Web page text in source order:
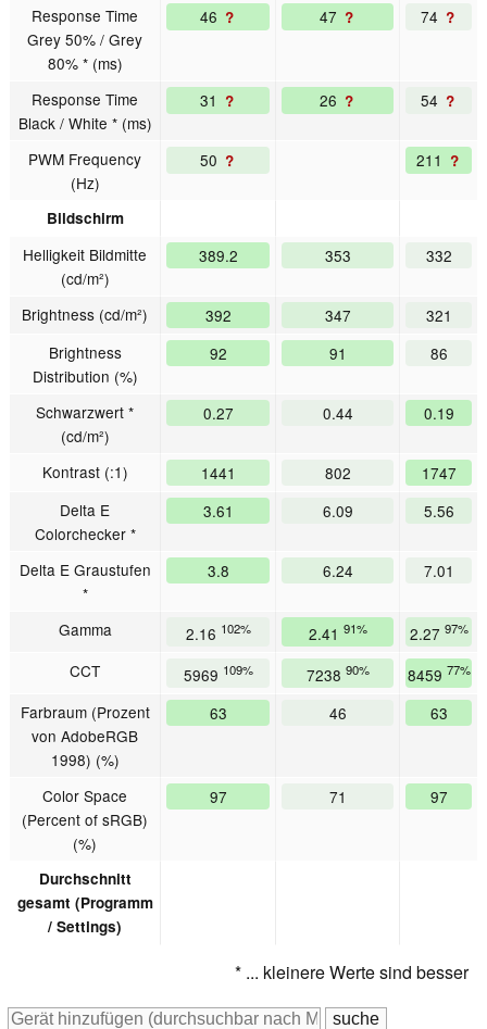
Response Time
Grey 50% / Grey
80% * (ms)
46 ? 47 ? 74 ?
Response Time
Black / White * (ms)
31 ? 26 ? 54 ?
PWM Frequency
(Hz)
50 ? 211 ?
Bildschirm
Helligkeit Bildmitte
(cd/m²)
389.2 353 332
Brightness (cd/m²) 392 347
321
Brightness
Distribution (%)
92 91 86
Schwarzwert *
(cd/m²)
0.27 0.44 0.19
Kontrast (:1) 1441 802
1747
Delta E
Colorchecker *
3.61 6.09 5.56
Delta E Graustufen
*
3.8 6.24 7.01
Gamma 2.16 102% 2.41 91% 2.27 97%
CCT 5969 109% 7238 90% 8459 77%
Farbraum (Prozent
von AdobeRGB
1998) (%)
63 46 63
Color Space
(Percent of sRGB)
(%)
97 71 97
Durchschnitt
gesamt (Programm
/ Settings)
* ... kleinere Werte sind besser